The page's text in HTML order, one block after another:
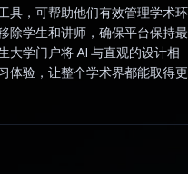
具，可帮助他们有效管理学术环
除学生和讲师，确保平台保持最
大学门户将 AI 与直观的设计相
体验，让整个学术界都能取得更